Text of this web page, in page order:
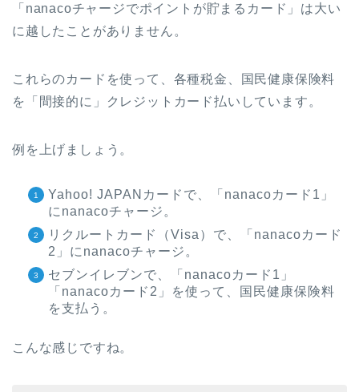
「nanacoチャージでポイントが貯まるカード」は大い
に越したことがありません。
これらのカードを使って、各種税金、国民健康保険料
を「間接的に」クレジットカード払いしています。
例を上げましょう。
Yahoo! JAPANカードで、「nanacoカード1」
にnanacoチャージ。
リクルートカード（Visa）で、「nanacoカード
2」にnanacoチャージ。
セブンイレブンで、「nanacoカード1」
「nanacoカード2」を使って、国民健康保険料
を支払う。
こんな感じですね。